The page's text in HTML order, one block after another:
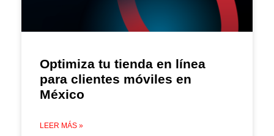
Optimiza tu tienda en línea
para clientes móviles en
México
LEER MÁS »